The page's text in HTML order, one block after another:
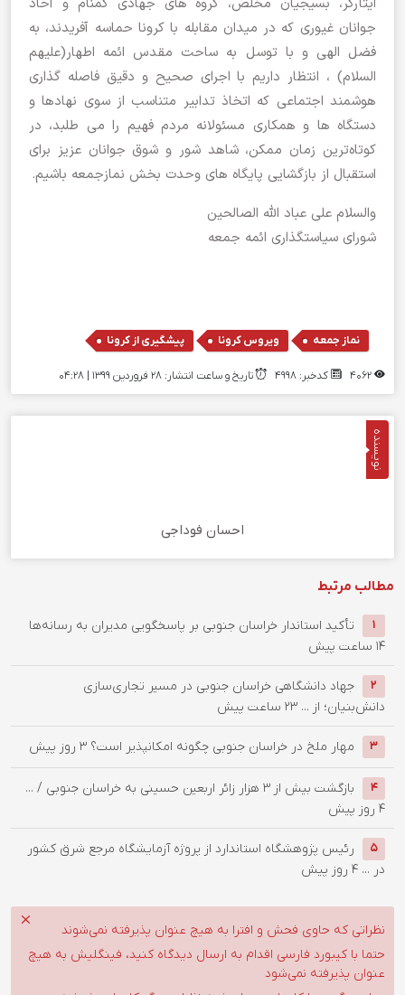
جوانان غیوری که در میدان مقابله با کرونا حماسه آفریدند، به
فضل الهی و با توسل به ساحت مقدس ائمه اطهار(علیهم
السلام) ، انتظار داریم با اجرای صحیح و دقیق فاصله گذاری
هوشمند اجتماعی که اتخاذ تدابیر متناسب از سوی نهادها و
دستگاه ها و همکاری مسئولانه مردم فهیم را می طلبد، در
کوتاه‌ترین زمان ممکن، شاهد شور و شوق جوانان عزیز برای
استقبال از بازگشایی پایگاه های وحدت بخش نمازجمعه باشیم.
والسلام علی عباد الله الصالحین
شورای سیاستگذاری ائمه جمعه
نماز جمعه , ویروس کرونا , پیشگیری از کرونا
کدخبر: 4998 تاریخ و ساعت انتشار: ۲۸ فروردین ۱۳۹۹ | 04:28
نویسنده
احسان فوداجی
مطالب مرتبط
1
تأکید استاندار خراسان جنوبی بر پاسخگویی مدیران به رسانه‌ها
14 ساعت پیش
2
جهاد دانشگاهی خراسان جنوبی در مسیر تجاری‌سازی
دانش‌بنیان؛ از ... 23 ساعت پیش
3 ‌مهار ملخ در خراسان جنوبی چگونه امکانپذیر است؟ 3 روز پیش
4
بازگشت بیش از ۳ هزار زائر اربعین حسینی به خراسان جنوبی / ...
4 روز پیش
5
رئیس پژوهشگاه استاندارد از پروژه آزمایشگاه مرجع شرق کشور
در ... 4 روز پیش
نظراتی که حاوی فحش و افترا به هیچ عنوان پذیرفته نمی‌شوند
حتما با کیبورد فارسی اقدام به ارسال دیدگاه کنید، فینگلیش به هیچ
عنوان پذیرفته نمی‌شود